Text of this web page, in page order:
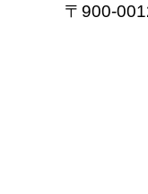
〒900-